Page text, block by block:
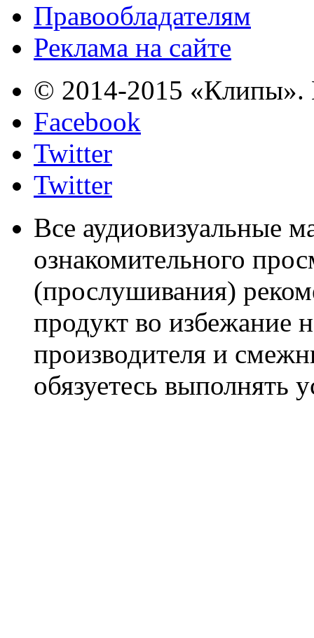
Правообладателям
Реклама на сайте
© 2014-2015 «Клипы».
Facebook
Twitter
Twitter
Все аудиовизуальные
ознакомительного
(прослушивания)
продукт во избежание
производителя и
обязуетесь выполнять